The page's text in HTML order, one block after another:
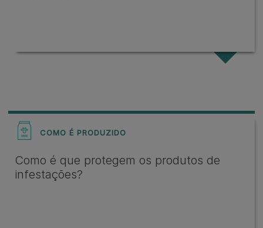
COMO É PRODUZIDO
Como é que protegem os produtos de
infestações?